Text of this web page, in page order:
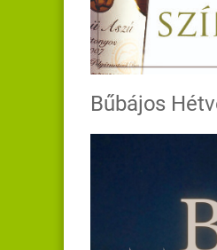
Bűbájos